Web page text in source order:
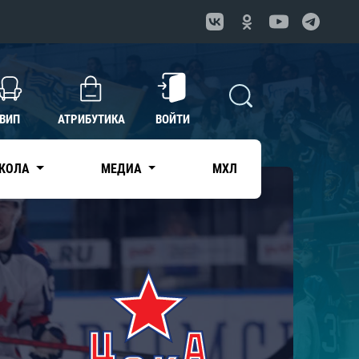
ВИП АТРИБУТИКА ВОЙТИ
МЕДИА МХЛ